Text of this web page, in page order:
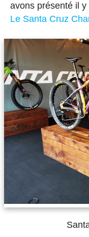
avons présenté il
Le Santa Cruz